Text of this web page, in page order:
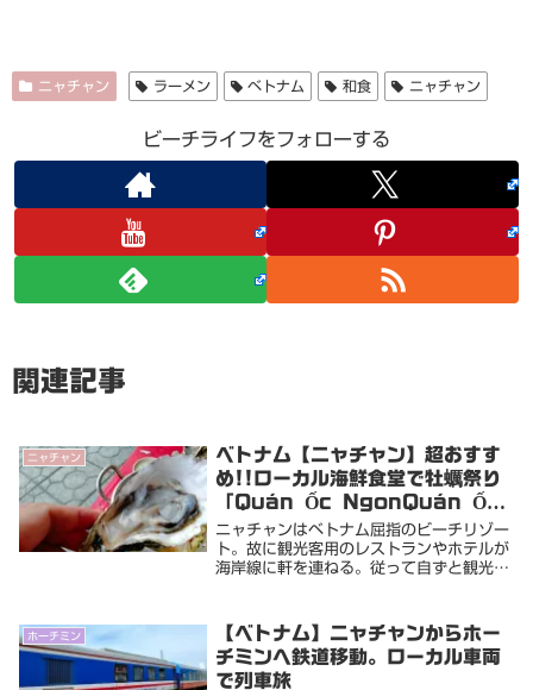
ニャチャン ラーメン ベトナム 和食 ニャチャン
ビーチライフをフォローする
関連記事
ニャチャン
ベトナム【ニャチャン】超おすす
め!!ローカル海鮮食堂で牡蠣祭り
「Quán Ốc NgonQuán Ốc
Ngon」生牡蠣一皿230円の衝撃
ニャチャンはベトナム屈指のビーチリゾー
ト。故に観光客用のレストランやホテルが
海岸線に軒を連ねる。従って自ずと観光地
び出るような価格設定の店もある。そんな
中、これまで...
ホーチミン
【ベトナム】ニャチャンからホー
チミンへ鉄道移動。ローカル車両
で列車旅